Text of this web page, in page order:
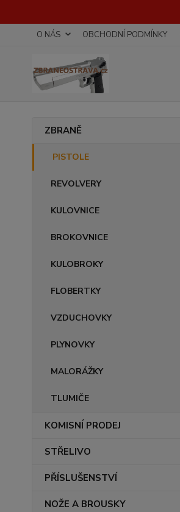
O NÁS OBCHODNÍ PODMÍNKY
ZBRANĚ
PISTOLE
REVOLVERY
KULOVNICE
BROKOVNICE
KULOBROKY
FLOBERTKY
VZDUCHOVKY
PLYNOVKY
MALORÁŽKY
TLUMIČE
KOMISNÍ PRODEJ
STŘELIVO
PŘÍSLUŠENSTVÍ
NOŽE A BROUSKY